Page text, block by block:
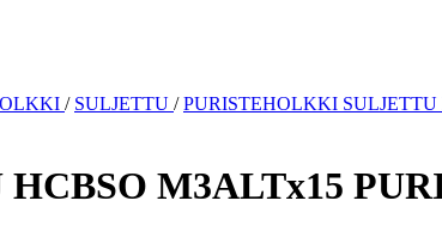
/ SULJETTU /PURISTEHOLKKI
M3ALTx15